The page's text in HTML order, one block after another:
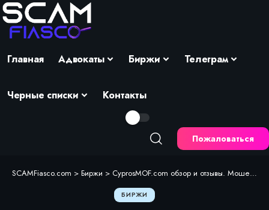
Главная Адвокаты Биржи Телеграм
Черные списки Контакты
Пожаловаться
SCAMFiasco.com > Биржи > CyprosMOF.com обзор и отзывы. Мошенники?
БИРЖИ